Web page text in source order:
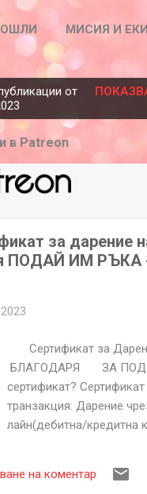
МИСИЯ И
от
в Patreon
за дарение
ПОДАЙ ИМ РЪКА
Сертификат за
БЛАГОДАРЯ ЗА
сертификат?
транзакция: Дарение
лайн(дебитна/кредитна
2023 Дарител Имена
на коментар